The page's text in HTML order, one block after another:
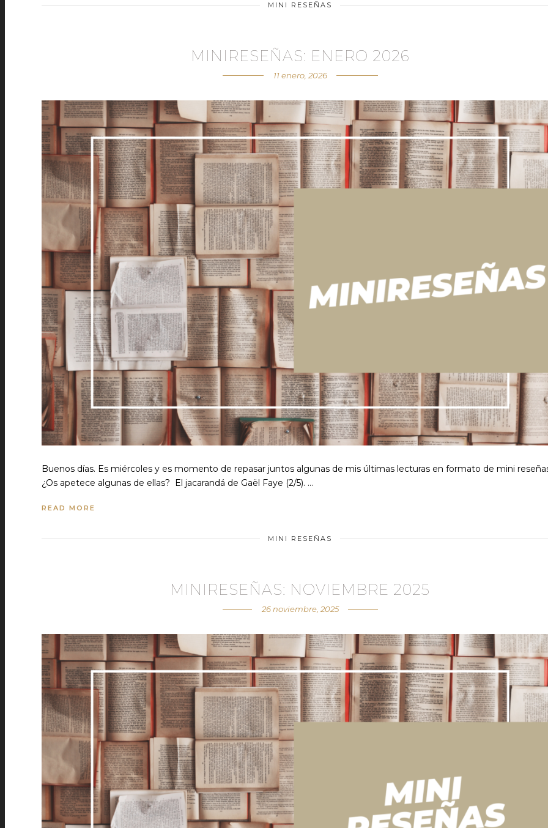
MINI RESEÑAS
MINIRESEÑAS: ENERO 2026
11 enero, 2026
Buenos días. Es miércoles y es momento de repasar juntos algunas de mis últimas lecturas en formato de mini
¿Os apetece algunas de ellas? El jacarandá de Gaël Faye (2/5). …
READ MORE
MINI RESEÑAS
MINIRESEÑAS: NOVIEMBRE 2025
26 noviembre, 2025